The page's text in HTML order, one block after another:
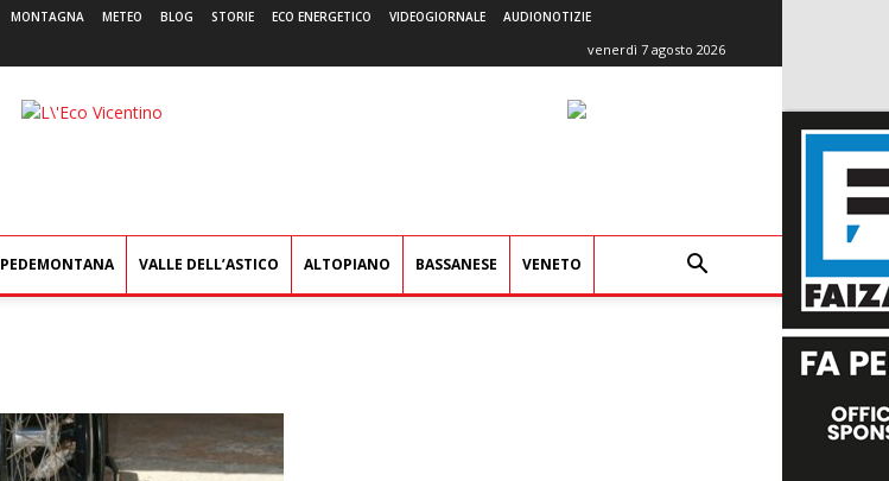
MONTAGNA METEO BLOG STORIE ECO ENERGETICO VIDEOGIORNALE AUDIONOTIZIE
venerdì 7 agosto 2026
L'Eco
PEDEMONTANA VALLE DELL’ASTICO ALTOPIANO BASSANESE VENETO